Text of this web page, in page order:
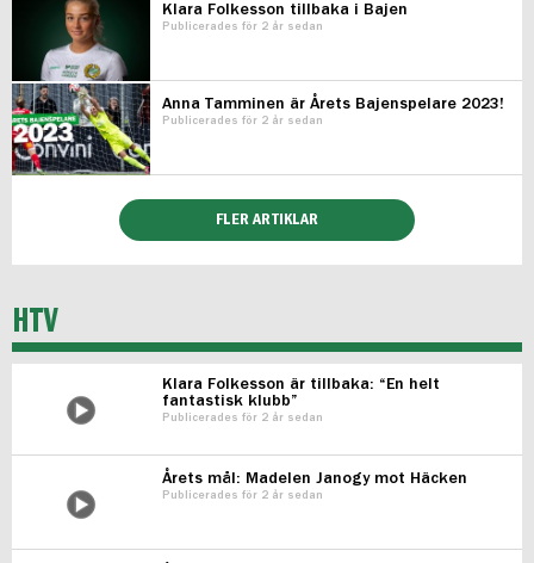
Klara Folkesson tillbaka i Bajen
Publicerades för 2 år sedan
Anna Tamminen är Årets Bajenspelare 2023!
Publicerades för 2 år sedan
FLER ARTIKLAR
HTV
Klara Folkesson är tillbaka: “En helt
fantastisk klubb”
Publicerades för 2 år sedan
Årets mål: Madelen Janogy mot Häcken
Publicerades för 2 år sedan